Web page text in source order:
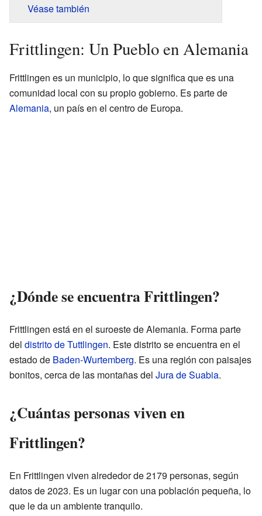
Véase también
Frittlingen: Un Pueblo en Alemania
Frittlingen es un municipio, lo que significa que es una
comunidad local con su propio gobierno. Es parte de
Alemania, un país en el centro de Europa.
¿Dónde se encuentra Frittlingen?
Frittlingen está en el suroeste de Alemania. Forma parte
del distrito de Tuttlingen. Este distrito se encuentra en el
estado de Baden-Wurtemberg. Es una región con paisajes
bonitos, cerca de las montañas del Jura de Suabia.
¿Cuántas personas viven en
Frittlingen?
En Frittlingen viven alrededor de 2179 personas, según
datos de 2023. Es un lugar con una población pequeña, lo
que le da un ambiente tranquilo.